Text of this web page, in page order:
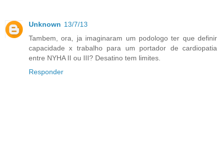
Unknown 13/7/13
Tambem, ora, ja imaginaram um podologo ter que definir
capacidade x trabalho para um portador de cardiopatia
entre NYHA II ou III? Desatino tem limites.
Responder